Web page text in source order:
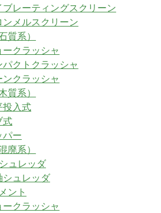
ブレーティングスクリーン
ンメルスクリーン
質系）
ークラッシャ
パクトクラッシャ
ンクラッシャ
質系）
投入式
式
パー
廃系）
ュレッダ
シュレッダ
ント
ークラッシャ